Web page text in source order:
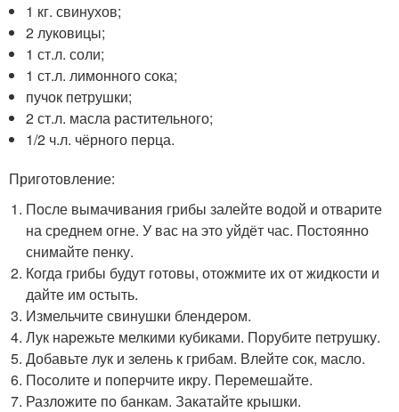
1 кг. свинухов;
2 луковицы;
1 ст.л. соли;
1 ст.л. лимонного сока;
пучок петрушки;
2 ст.л. масла растительного;
1/2 ч.л. чёрного перца.
Приготовление:
После вымачивания грибы залейте водой и отварите
на среднем огне. У вас на это уйдёт час. Постоянно
снимайте пенку.
Когда грибы будут готовы, отожмите их от жидкости и
дайте им остыть.
Измельчите свинушки блендером.
Лук нарежьте мелкими кубиками. Порубите петрушку.
Добавьте лук и зелень к грибам. Влейте сок, масло.
Посолите и поперчите икру. Перемешайте.
Разложите по банкам. Закатайте крышки.